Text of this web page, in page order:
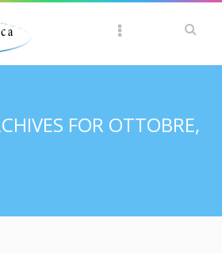
FOR OTTOBRE,